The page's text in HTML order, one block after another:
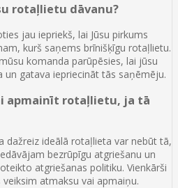
rotaļlietu dāvanu?
jau iepriekš, lai Jūsu pirkums
kurš saņems brīnišķīgu rotaļlietu.
komanda parūpēsies, lai jūsu
un gatava iepriecināt tās saņēmēju.
apmainīt rotaļlietu, ja tā
dažreiz ideālā rotaļlieta var nebūt tā,
bezrūpīgu atgriešanu un
atgriešanas politiku. Vienkārši
atmaksu vai apmaiņu.